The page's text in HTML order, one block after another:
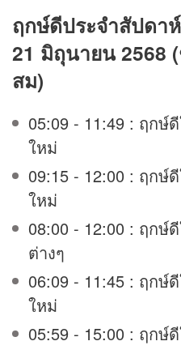
ฤกษ์ดีประจำสัปดา
21 มิถุนายน 2568
สม)
05:09 - 11:49 : ฤก
ใหม่
09:15 - 12:00 : ฤก
ใหม่
08:00 - 12:00 : ฤกษ์
ต่างๆ
06:09 - 11:45 : ฤกษ์
ใหม่
05:59 - 15:00 : ฤกษ์